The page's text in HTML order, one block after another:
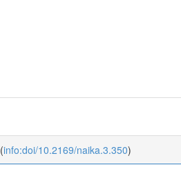
(info:doi/10.2169/naika.3.350)